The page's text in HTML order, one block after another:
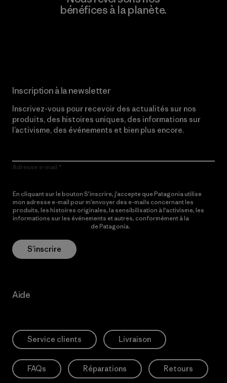
bénéfices à la planète.
Inscription à la newsletter
Inscrivez-vous pour recevoir des actualités sur nos
produits, des histoires uniques, des informations sur
l’activisme, des événements et bien plus encore.
Adresse e-mail
En cliquant sur le bouton S’inscrire, j’accepte que Patagonia utilise
mon adresse e-mail pour m’envoyer des e-mails concernant les
produits, les histoires originales, la sensibilisation à l’activisme, les
informations sur les événements et autres, conformément à la
de Patagonia.
S’inscrire
Aide
Service clients Livraison
FAQs Réparations Retours